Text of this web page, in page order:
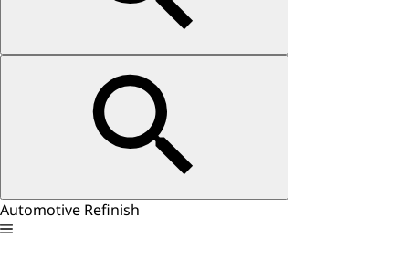
Automotive Refinish